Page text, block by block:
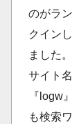
のがラン
クインし
ました。
サイト名
『logw』
も検索ワ